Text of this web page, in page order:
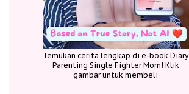
Temukan cerita lengkap di e-book Diary
Parenting Single Fighter Mom! Klik
gambar untuk membeli